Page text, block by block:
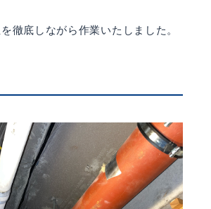
徹底しながら作業いたしました。